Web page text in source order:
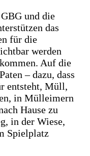
und die
das
für die
werden
Auf die
– dazu, dass
entsteht, Müll,
in Mülleimern
Hause zu
in der Wiese,
Spielplatz